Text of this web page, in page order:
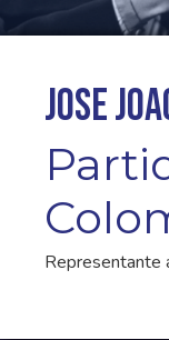
Jose
Representante